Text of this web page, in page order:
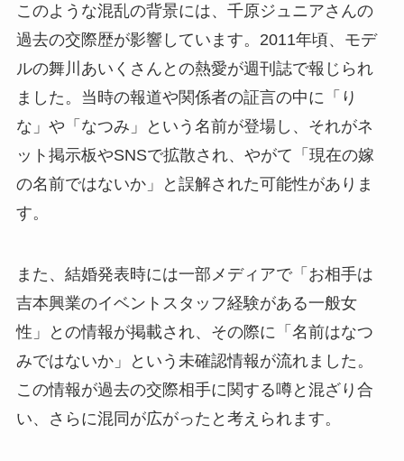
このような混乱の背景には、千原ジュニアさんの
過去の交際歴が影響しています。2011年頃、モデ
ルの舞川あいくさんとの熱愛が週刊誌で報じられ
ました。当時の報道や関係者の証言の中に「り
な」や「なつみ」という名前が登場し、それがネ
ット掲示板やSNSで拡散され、やがて「現在の嫁
の名前ではないか」と誤解された可能性がありま
す。
また、結婚発表時には一部メディアで「お相手は
吉本興業のイベントスタッフ経験がある一般女
性」との情報が掲載され、その際に「名前はなつ
みではないか」という未確認情報が流れました。
この情報が過去の交際相手に関する噂と混ざり合
い、さらに混同が広がったと考えられます。